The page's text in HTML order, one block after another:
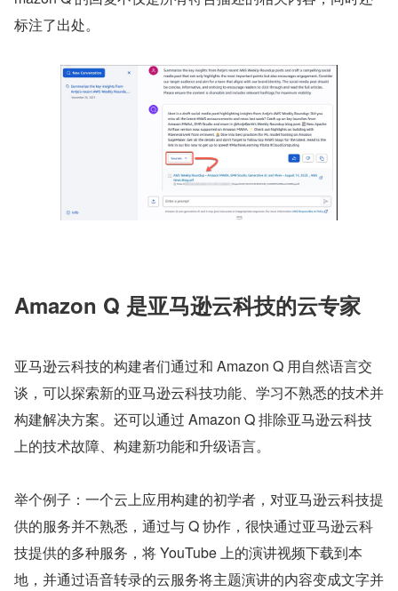
标注了出处。
Amazon Q 是亚马逊云科技的云专家
亚马逊云科技的构建者们通过和 Amazon Q 用自然语言交
谈，可以探索新的亚马逊云科技功能、学习不熟悉的技术并
构建解决方案。还可以通过 Amazon Q 排除亚马逊云科技
上的技术故障、构建新功能和升级语言。
举个例子：一个云上应用构建的初学者，对亚马逊云科技提
供的服务并不熟悉，通过与 Q 协作，很快通过亚马逊云科
技提供的多种服务，将 YouTube 上的演讲视频下载到本
地，并通过语音转录的云服务将主题演讲的内容变成文字并